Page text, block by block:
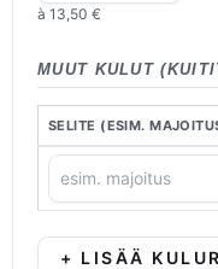
à 13,50 €
MUUT KULUT
SELITE (ESIM.
+ LISÄÄ